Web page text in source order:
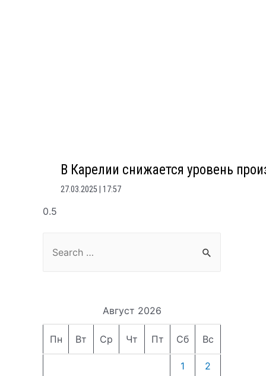
В Карелии снижается уровень
27.03.2025 17:57
Август 2026
Пн Вт Ср Чт Пт Сб Вс
1 2